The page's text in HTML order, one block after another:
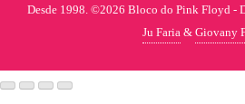
Desde 1998. ©2026 Bloco do Pink Floyd -
Ju Faria & Giovany